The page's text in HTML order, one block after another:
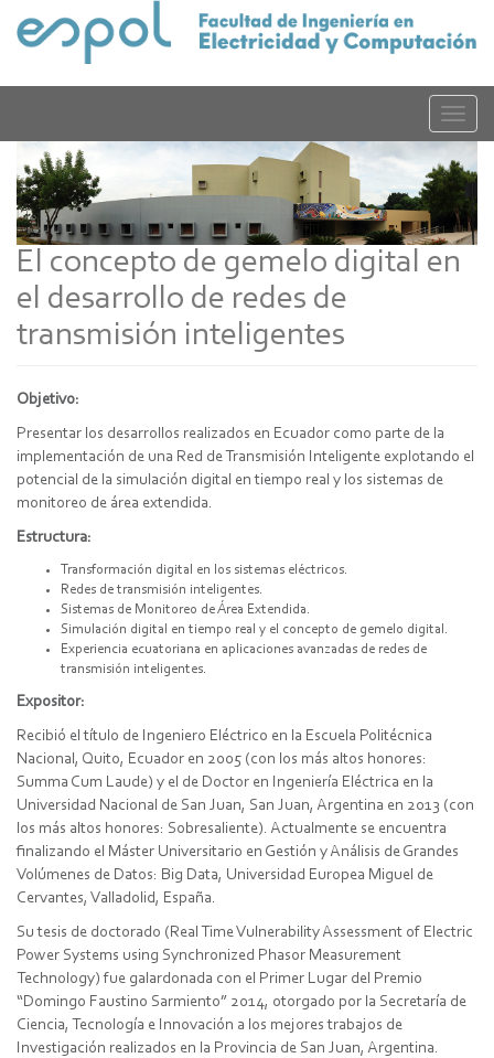
contenido
Toggle
El concepto de gemelo digital en
el desarrollo de redes de
transmisión inteligentes
Objetivo:
Presentar los desarrollos realizados en Ecuador como parte de la
implementación de una Red de Transmisión Inteligente explotando el
potencial de la simulación digital en tiempo real y los sistemas de
monitoreo de área extendida.
Estructura:
Transformación digital en los sistemas eléctricos.
Redes de transmisión inteligentes.
Sistemas de Monitoreo de Área Extendida.
Simulación digital en tiempo real y el concepto de gemelo digital.
Experiencia ecuatoriana en aplicaciones avanzadas de redes de
transmisión inteligentes.
Expositor:
Recibió el título de Ingeniero Eléctrico en la Escuela Politécnica
Nacional, Quito, Ecuador en 2005 (con los más altos honores:
Summa Cum Laude) y el de Doctor en Ingeniería Eléctrica en la
Universidad Nacional de San Juan, San Juan, Argentina en 2013 (con
los más altos honores: Sobresaliente). Actualmente se encuentra
finalizando el Máster Universitario en Gestión y Análisis de Grandes
Volúmenes de Datos: Big Data, Universidad Europea Miguel de
Cervantes, Valladolid, España.
Su tesis de doctorado (Real Time Vulnerability Assessment of Electric
Power Systems using Synchronized Phasor Measurement
Technology) fue galardonada con el Primer Lugar del Premio
“Domingo Faustino Sarmiento” 2014, otorgado por la Secretaría de
Ciencia, Tecnología e Innovación a los mejores trabajos de
Investigación realizados en la Provincia de San Juan, Argentina.